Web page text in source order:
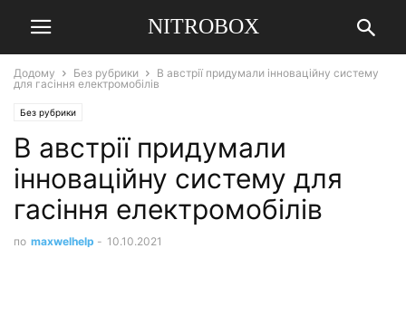
NITROBOX
Додому Без рубрики
В австрії придумали інноваційну систему
для гасіння електромобілів
Без рубрики
В австрії придумали
інноваційну систему для
гасіння електромобілів
по maxwelhelp - 10.10.2021